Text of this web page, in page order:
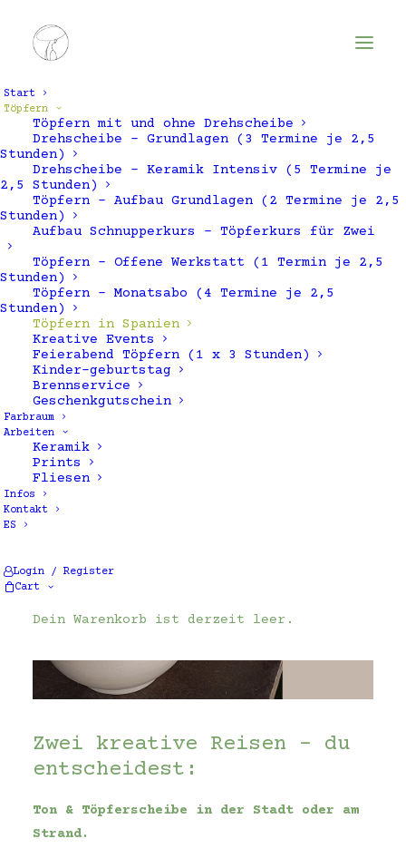
Start
Töpfern
Töpfern mit und ohne Drehscheibe
Drehscheibe – Grundlagen (3 Termine je 2,5
Stunden)
Drehscheibe – Keramik Intensiv (5 Termine je
2,5 Stunden)
Töpfern – Aufbau Grundlagen (2 Termine je 2,5
Stunden)
Aufbau Schnupperkurs – Töpferkurs für Zwei
Töpfern – Offene Werkstatt (1 Termin je 2,5
Stunden)
Töpfern – Monatsabo (4 Termine je 2,5
Stunden)
Töpfern in Spanien
Kreative Events
Feierabend Töpfern (1 x 3 Stunden)
Kinder-geburtstag
Brennservice
Geschenkgutschein
Farbraum
Arbeiten
Keramik
Prints
Fliesen
Infos
Kontakt
ES
Login / Register
Cart
Dein Warenkorb ist derzeit leer.
Keramik Workshop in
Spanien -
Töpfern & Kulturoder
Töpfern & Meer
Zwei kreative Reisen – du
entscheidest:
Ton & Töpferscheibe in der Stadt oder am
Strand.